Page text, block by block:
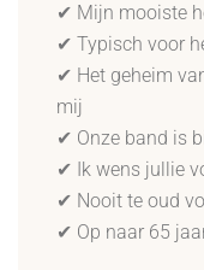
✔ Mijn mooiste
✔ Typisch voor
✔ Het geheim
mij
✔ Onze band is
✔ Ik wens jullie
✔ Nooit te oud
✔ Op naar 65